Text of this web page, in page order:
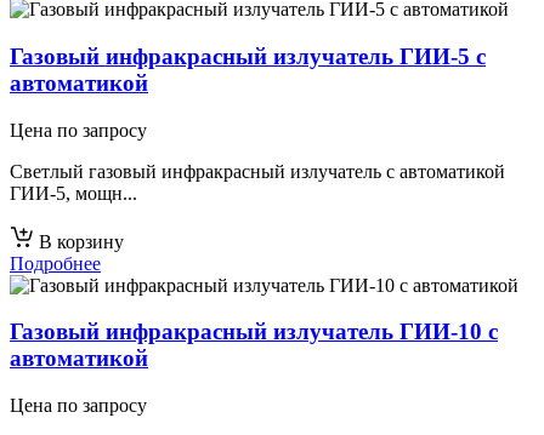
Газовый инфракрасный излучатель ГИИ-5 с
автоматикой
Цена по запросу
Светлый газовый инфракрасный излучатель с автоматикой
ГИИ-5, мощн...
В корзину
Подробнее
Газовый инфракрасный излучатель ГИИ-10 с
автоматикой
Цена по запросу